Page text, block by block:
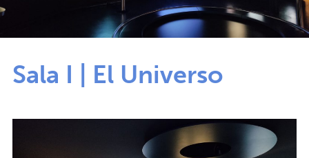
Sala I | El Universo